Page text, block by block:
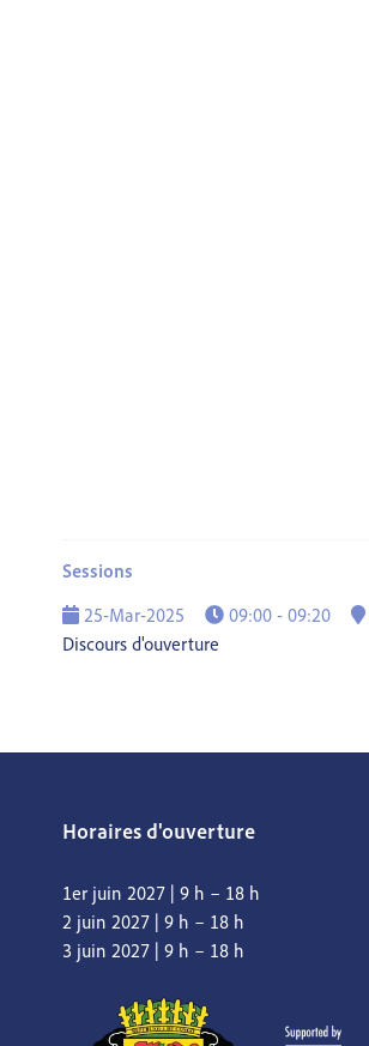
Sessions
25-Mar-2025
09:00 - 09:20
Discours d'ouverture
Horaires d'ouverture
1er juin 2027 | 9 h – 18 h
2 juin 2027 | 9 h – 18 h
3 juin 2027 | 9 h – 18 h